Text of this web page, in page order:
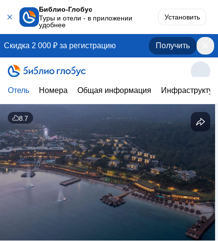
Библио-Глобус
Туры и отели - в приложении
удобнее
Установить
Скидка 2 000 ₽ за регистрацию Получить
Отель Номера Общая информация
8.7